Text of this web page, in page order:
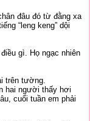
đâu đó từ đằng xa
“leng keng” dội
gì. Họ ngạc nhiên
trên tường.
hai người thấy hơi
cuối tuần em phải